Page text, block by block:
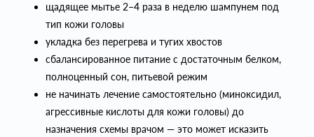
щадящее мытье 2–4 раза в неделю шампунем под
тип кожи головы
укладка без перегрева и тугих хвостов
сбалансированное питание с достаточным белком,
полноценный сон, питьевой режим
не начинать лечение самостоятельно (миноксидил,
агрессивные кислоты для кожи головы) до
назначения схемы врачом — это может исказить